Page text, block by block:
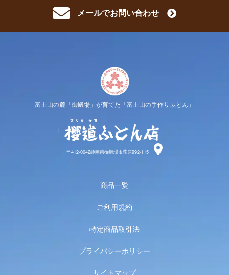
メールでお問い合わせ
富士山の麓「御殿場」が育てた「富士山の手作りふとん」
〒412-0042静岡県御殿場市萩原992-115
商品一覧
ご利用規約
特定商品取引法
プライバシーポリシー
サイトマップ